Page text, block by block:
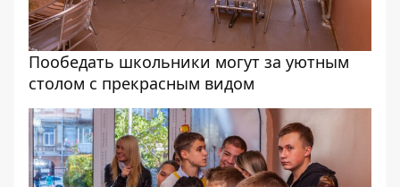
Пообедать школьники могут за уютным
столом с прекрасным видом